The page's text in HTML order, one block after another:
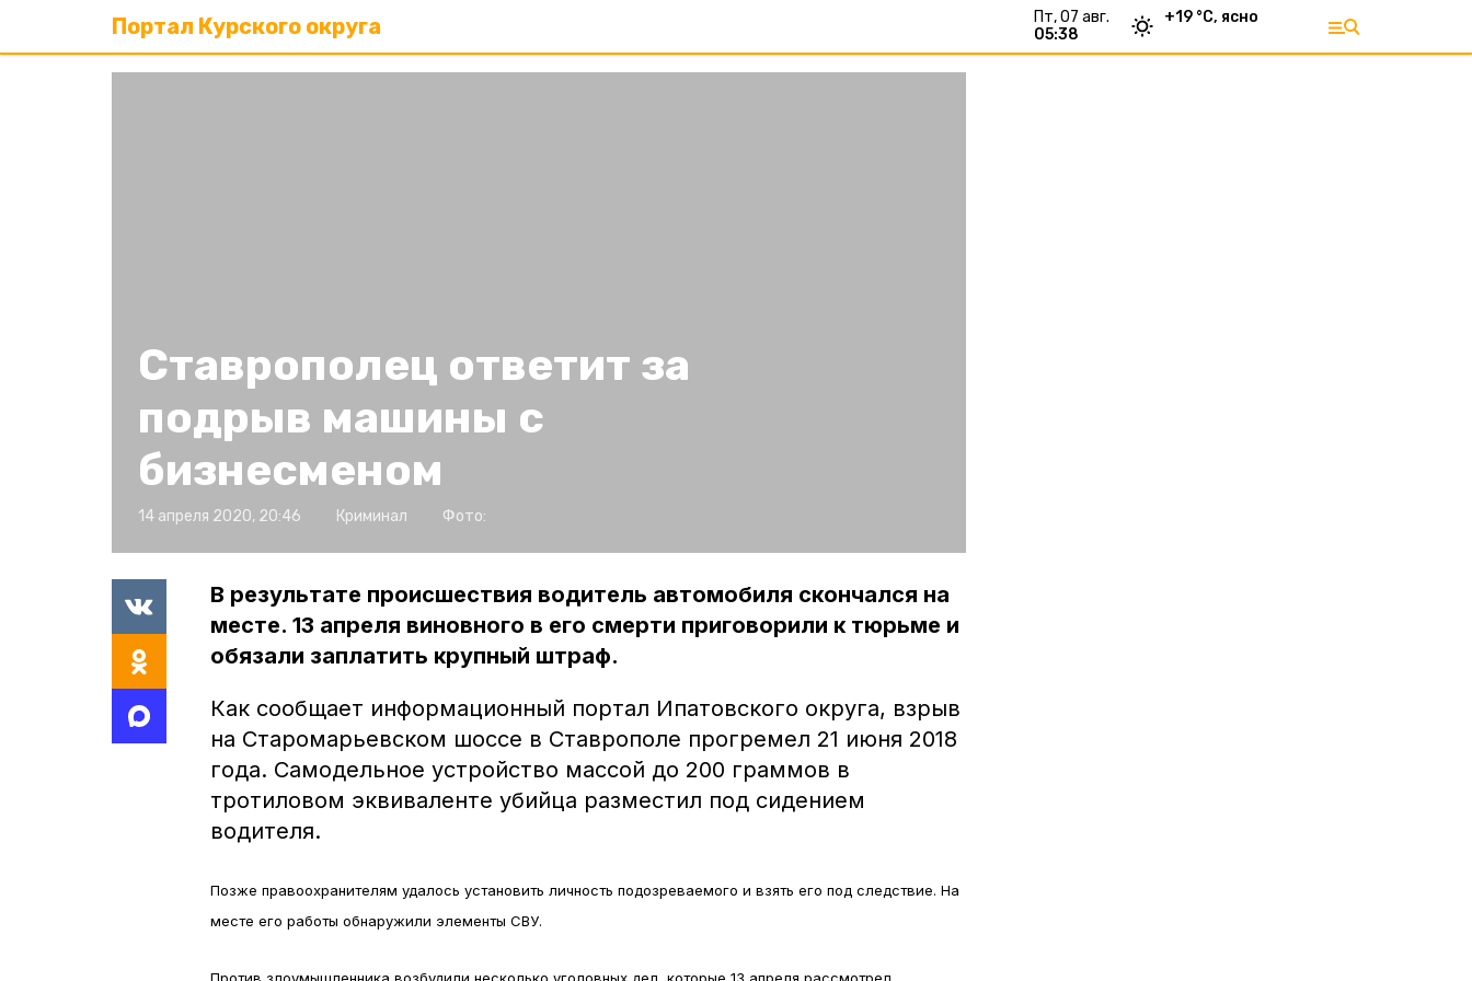
Портал Курского округа
пт, 07 авг.
05:38
+19 °С, ясно
Ставрополец ответит за
подрыв машины с
бизнесменом
14 апреля 2020, 20:46 Криминал Фото:
В результате происшествия водитель автомобиля скончался на
месте. 13 апреля виновного в его смерти приговорили к тюрьме и
обязали заплатить крупный штраф.
Как сообщает информационный портал Ипатовского округа, взрыв
на Старомарьевском шоссе в Ставрополе прогремел 21 июня 2018
года. Самодельное устройство массой до 200 граммов в
тротиловом эквиваленте убийца разместил под сидением
водителя.
Позже правоохранителям удалось установить личность подозреваемого и взять его под следствие. На
месте его работы обнаружили элементы СВУ.
Против злоумышленника возбудили несколько уголовных дел, которые 13 апреля рассмотрел